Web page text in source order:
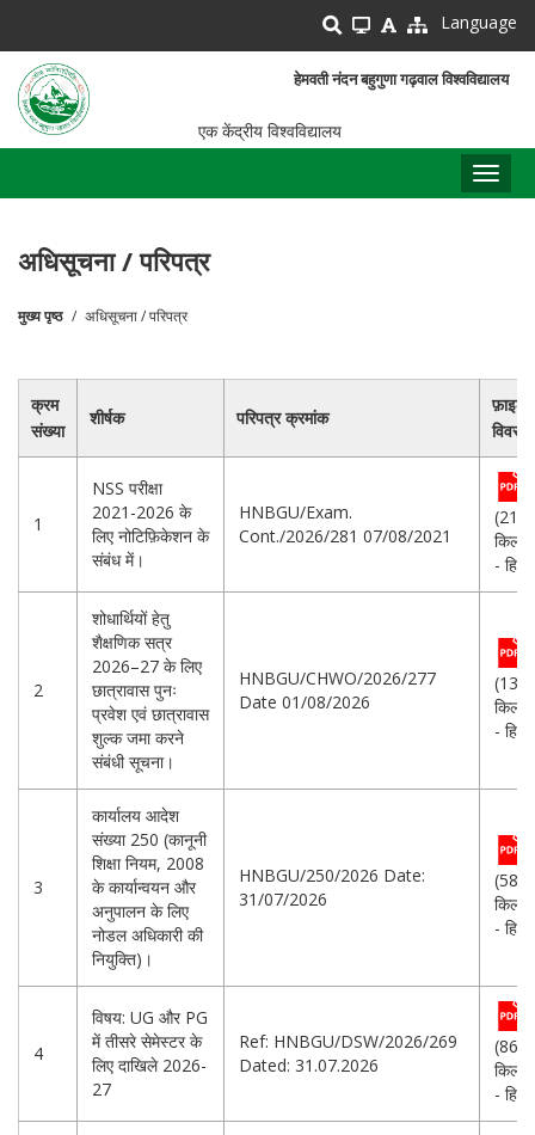
main
content
Language
हेमवती नंदन बहुगुणा गढ़वाल विश्वविद्यालय
एक केंद्रीय विश्वविद्यालय
अधिसूचना / परिपत्र
मुख्य पृष्ठ अधिसूचना / परिपत्र
क्रम
संख्या
शीर्षक परिपत्र क्रमांक
फ़ाइल
विवरण
1
NSS परीक्षा
2021-2026 के
लिए नोटिफ़िकेशन के
संबंध में।
HNBGU/Exam.
Cont./2026/281 07/08/2021
-
2
शोधार्थियों हेतु
शैक्षणिक सत्र
2026–27 के लिए
छात्रावास पुनः
प्रवेश एवं छात्रावास
शुल्क जमा करने
संबंधी सूचना।
HNBGU/CHWO/2026/277
Date 01/08/2026
-
3
कार्यालय आदेश
संख्या 250 (कानूनी
शिक्षा नियम, 2008
के कार्यान्वयन और
अनुपालन के लिए
नोडल अधिकारी की
नियुक्ति)।
HNBGU/250/2026 Date:
31/07/2026
-
4
विषय: UG और PG
में तीसरे सेमेस्टर के
लिए दाखिले 2026-
27
Ref: HNBGU/DSW/2026/269
Dated: 31.07.2026
-